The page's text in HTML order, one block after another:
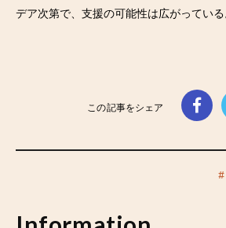
デア次第で、支援の可能性は広がっている
この記事をシェア
#